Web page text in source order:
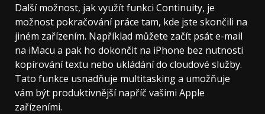
Další možnost, jak využít funkci Continuity, je
možnost pokračování práce tam, kde jste skončili na
jiném zařízením. Například můžete začít psát e-mail
na iMacu a pak ho dokončit na iPhone bez nutnosti
kopírování textu nebo ukládání do cloudové služby.
Tato funkce usnadňuje multitasking a umožňuje
vám být produktivnější napříč vašimi Apple
zařízeními.